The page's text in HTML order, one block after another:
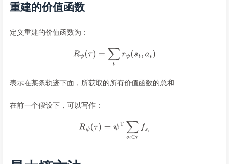
重建的价值函数
定义重建的价值函数为：
表示在某条轨迹下面，所获取的所有价值函数的总和
在前一个假设下，可以写作：